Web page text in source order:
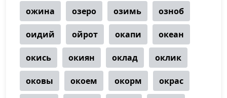
ожина озеро озимь озноб
оидий ойрот окапи океан
окись окиян оклад оклик
оковы окоем окорм окрас